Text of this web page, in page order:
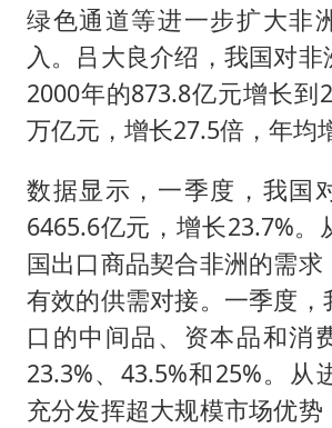
绿色通道等进一步扩大非
入。吕大良介绍，我国对非
2000年的873.8亿元增长到
万亿元，增长27.5倍，年均
数据显示，一季度，我国
6465.6亿元，增长23.7%。
国出口商品契合非洲的需求
有效的供需对接。一季度，
口的中间品、资本品和消
23.3%、43.5%和25%。从
充分发挥超大规模市场优势